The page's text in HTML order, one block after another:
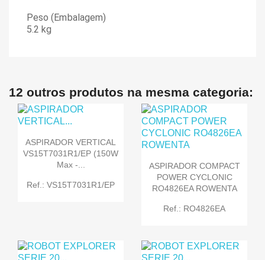
Peso (Embalagem)
5.2 kg
12 outros produtos na mesma categoria:
ASPIRADOR VERTICAL
VS15T7031R1/EP (150W
Max -...
Ref.: VS15T7031R1/EP
ASPIRADOR COMPACT
POWER CYCLONIC
RO4826EA ROWENTA
Ref.: RO4826EA